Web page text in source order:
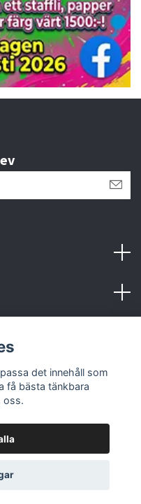
det innehåll som
få bästa tänkbara
oss.